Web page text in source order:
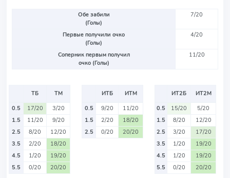
Обе забили
(Голы)
7/20
Первые получили очко
(Голы)
4/20
Соперник первым получил
очко (Голы)
11/20
ТБ
ТМ
0.5
17/20
3/20
1.5
11/20
9/20
2.5
8/20
12/20
3.5
2/20
18/20
4.5
1/20
19/20
5.5
0/20 20/20
ИТБ
ИТМ
0.5
9/20
11/20
1.5
2/20
18/20
2.5
0/20 20/20
ИТ2Б
ИТ2М
0.5
15/20
5/20
1.5
8/20
12/20
2.5
3/20
17/20
3.5
1/20
19/20
4.5
1/20
19/20
5.5
0/20 20/20